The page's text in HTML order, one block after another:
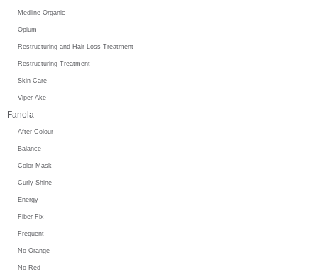
Medline Organic
Opium
Restructuring and Hair Loss Treatment
Restructuring Treatment
Skin Care
Viper-Ake
Fanola
After Colour
Balance
Color Mask
Curly Shine
Energy
Fiber Fix
Frequent
No Orange
No Red